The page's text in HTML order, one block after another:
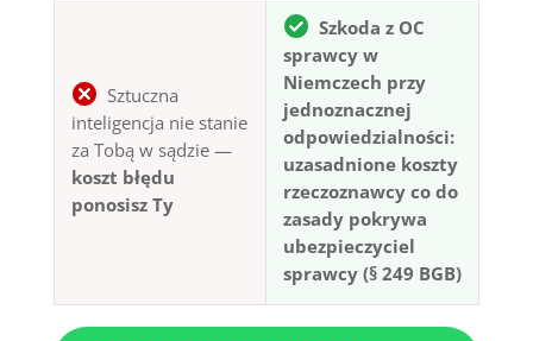
Sztuczna
inteligencja nie stanie
za Tobą w sądzie —
koszt błędu
ponosisz Ty
Szkoda z OC
sprawcy w
Niemczech przy
jednoznacznej
odpowiedzialności:
uzasadnione koszty
rzeczoznawcy co do
zasady pokrywa
ubezpieczyciel
sprawcy (§ 249 BGB)